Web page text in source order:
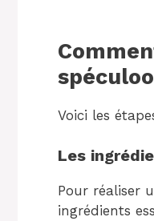
Voici les
Les
Pour réaliser
ingrédients